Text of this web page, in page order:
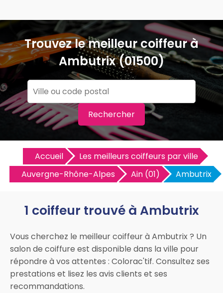
Trouvez le meilleur coiffeur à
Ambutrix (01500)
Rechercher
Accueil
Les meilleurs coiffeurs par ville
Auvergne-Rhône-Alpes
Ain (01) Ambutrix
1 coiffeur trouvé à Ambutrix
Vous cherchez le meilleur coiffeur à Ambutrix ? Un
salon de coiffure est disponible dans la ville pour
répondre à vos attentes : Colorac'tif. Consultez ses
prestations et lisez les avis clients et ses
recommandations.